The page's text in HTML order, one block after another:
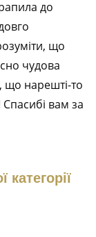
до
що
чудова
що нарешті-то
вам за